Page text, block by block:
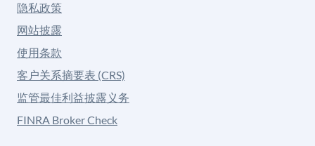
隐私政策
网站披露
使用条款
客户关系摘要表 (CRS)
监管最佳利益披露义务
FINRA Broker Check